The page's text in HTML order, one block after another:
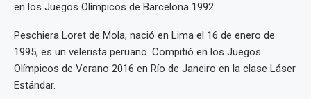
en los Juegos Olímpicos de Barcelona 1992.
Peschiera Loret de Mola, nació en Lima el 16 de enero de
1995, es un velerista peruano. Compitió en los Juegos
Olímpicos de Verano 2016 en Río de Janeiro en la clase Láser
Estándar.​